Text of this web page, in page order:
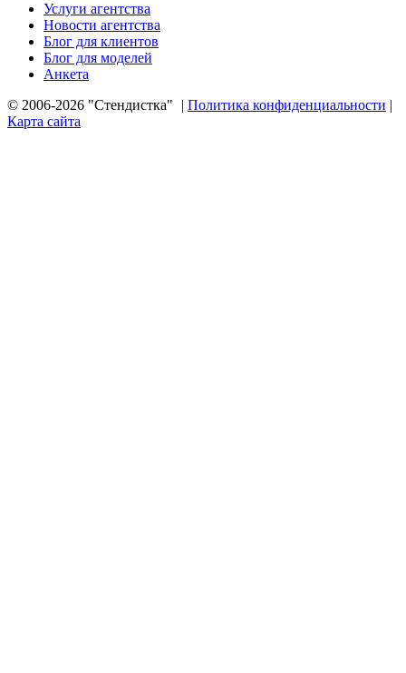
Услуги агентства
Новости агентства
Блог для клиентов
Блог для моделей
Анкета
© 2006-2026 "Стендистка"
| Политика конфиденциальности |
Карта сайта